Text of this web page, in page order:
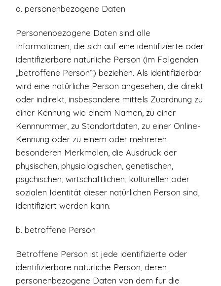
a. personenbezogene Daten
Personenbezogene Daten sind alle
Informationen, die sich auf eine identifizierte oder
identifizierbare natürliche Person (im Folgenden
„betroffene Person“) beziehen. Als identifizierbar
wird eine natürliche Person angesehen, die direkt
oder indirekt, insbesondere mittels Zuordnung zu
einer Kennung wie einem Namen, zu einer
Kennnummer, zu Standortdaten, zu einer Online-
Kennung oder zu einem oder mehreren
besonderen Merkmalen, die Ausdruck der
physischen, physiologischen, genetischen,
psychischen, wirtschaftlichen, kulturellen oder
sozialen Identität dieser natürlichen Person sind,
identifiziert werden kann.
b. betroffene Person
Betroffene Person ist jede identifizierte oder
identifizierbare natürliche Person, deren
personenbezogene Daten von dem für die